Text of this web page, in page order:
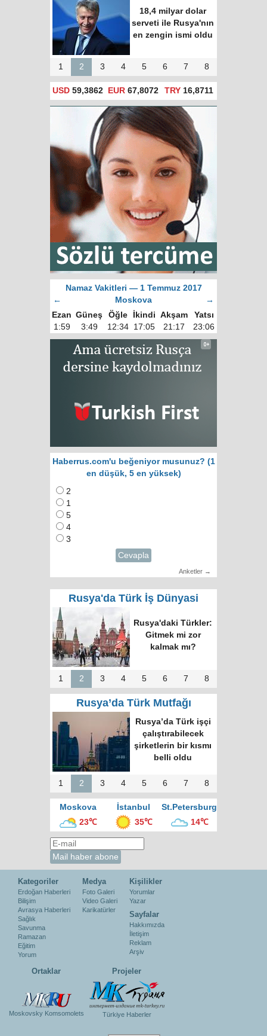
18,4 milyar dolar
serveti ile Rusya'nın
en zengin ismi oldu
1 2 3 4 5 6 7 8
USD 59,3862 EUR 67,8072 TRY 16,8711
Namaz Vakitleri — 1 Temmuz 2017
←
Moskova
→
Ezan Güneş Öğle İkindi Akşam
Yatsı
1:59
3:49 12:34 17:05 21:17 23:06
Haberrus.com'u beğeniyor musunuz? (1
en düşük, 5 en yüksek)
2
1
5
4
3
Cevapla
Anketler →
Rusya'da Türk İş Dünyasi
Rusya'daki Türkler:
Gitmek mi zor
kalmak mı?
1 2 3 4 5 6 7 8
Rusya’da Türk Mutfağı
Rusya’da Türk işçi
çalıştırabilecek
şirketlerin bir kısmı
belli oldu
1 2 3 4 5 6 7 8
Moskova İstanbul
St.Petersburg
23℃
35℃ 14℃
Kategoriler
Erdoğan Haberleri
Bilişim
Avrasya Haberleri
Sağlık
Savunma
Ramazan
Eğitim
Yorum
Medya
Foto Galeri
Video Galeri
Karikatürler
Kişilikler
Yorumlar
Yazar
Sayfalar
Hakkımızda
İletişim
Reklam
Arşiv
Ortaklar
Moskovsky Komsomolets
Projeler
Türkiye Haberler